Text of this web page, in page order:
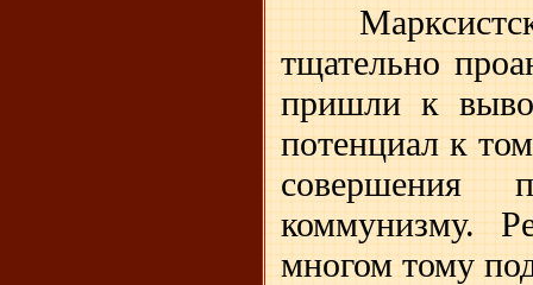
тщательно
пришли к
потенциал к
совершения
коммунизму.
многом тому